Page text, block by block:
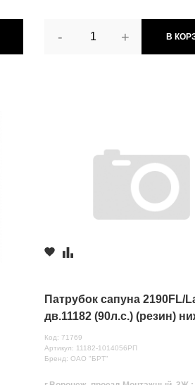
- + В
Патрубок сапуна 2190FL/
дв.11182 (90л.с.) (резин)
БРТ
Код: 71769
Артикул: 11182-1014056РП
Бренд: ОАО "БРТ"